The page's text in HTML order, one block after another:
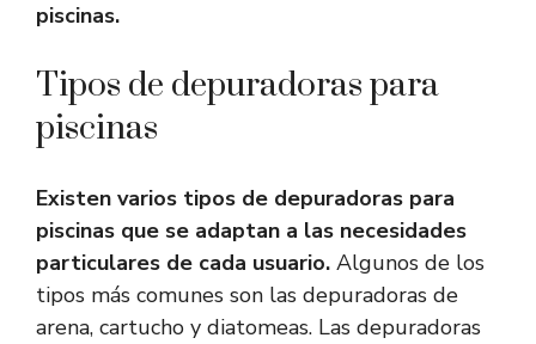
piscinas.
Tipos de depuradoras para
piscinas
Existen varios tipos de depuradoras para
piscinas que se adaptan a las necesidades
particulares de cada usuario. Algunos de los
tipos más comunes son las depuradoras de
arena, cartucho y diatomeas. Las depuradoras